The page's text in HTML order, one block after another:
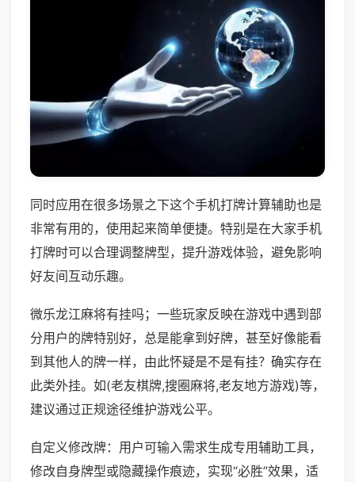
同时应用在很多场景之下这个手机打牌计算辅助也是
非常有用的，使用起来简单便捷。特别是在大家手机
打牌时可以合理调整牌型，提升游戏体验，避免影响
好友间互动乐趣。
微乐龙江麻将有挂吗；一些玩家反映在游戏中遇到部
分用户的牌特别好，总是能拿到好牌，甚至好像能看
到其他人的牌一样，由此怀疑是不是有挂？确实存在
此类外挂。如(老友棋牌,搜圈麻将,老友地方游戏)等，
建议通过正规途径维护游戏公平。
自定义修改牌：用户可输入需求生成专用辅助工具，
修改自身牌型或隐藏操作痕迹，实现“必胜”效果，适